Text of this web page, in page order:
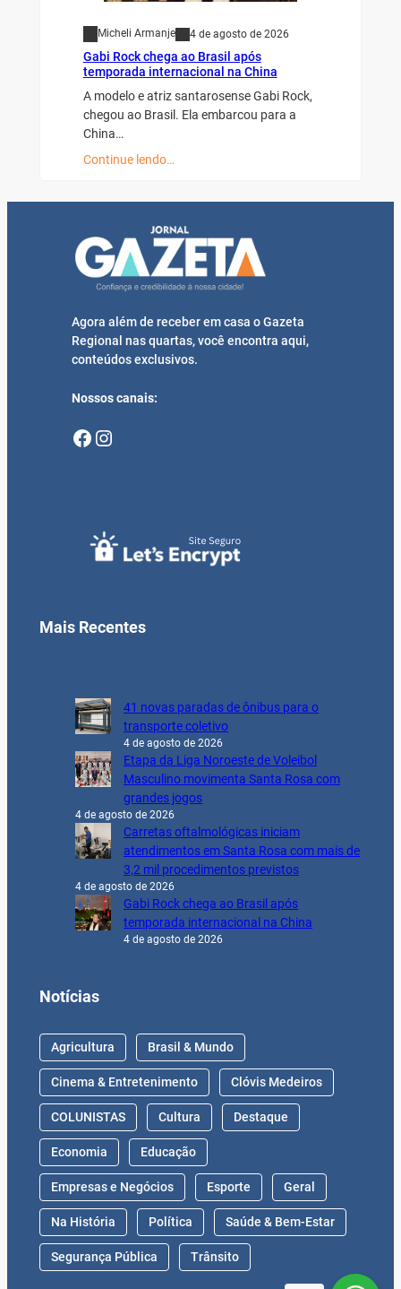
Micheli Armanje 4 de agosto de 2026
Gabi Rock chega ao Brasil após
temporada internacional na China
A modelo e atriz santarosense Gabi Rock,
chegou ao Brasil. Ela embarcou para a
China…
Continue lendo…
Agora além de receber em casa o Gazeta
Regional nas quartas, você encontra aqui,
conteúdos exclusivos.
Nossos canais:
Facebook Instagram
Mais Recentes
41 novas paradas de ônibus para o
transporte coletivo
4 de agosto de 2026
Etapa da Liga Noroeste de Voleibol
Masculino movimenta Santa Rosa com
grandes jogos
4 de agosto de 2026
Carretas oftalmológicas iniciam
atendimentos em Santa Rosa com mais de
3,2 mil procedimentos previstos
4 de agosto de 2026
Gabi Rock chega ao Brasil após
temporada internacional na China
4 de agosto de 2026
Notícias
Agricultura Brasil & Mundo
Cinema & Entretenimento Clóvis Medeiros
COLUNISTAS Cultura Destaque
Economia Educação
Empresas e Negócios Esporte Geral
Na História Política Saúde & Bem-Estar
Segurança Pública Trânsito